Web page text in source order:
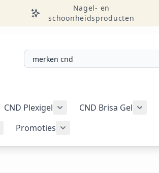
Nagel- en
schoonheidsproducten
Zoeken
CND Plexigel
CND Brisa Gel
Promoties